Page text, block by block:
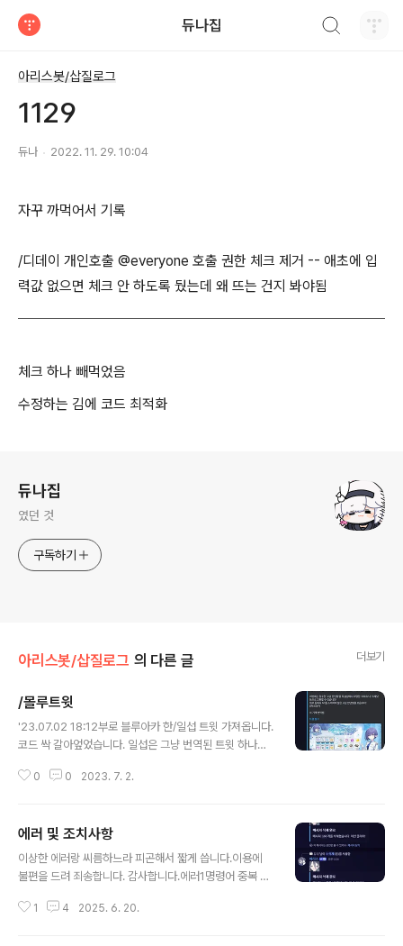
듀나집
아리스봇/삽질로그
1129
듀나 2022. 11. 29. 10:04
자꾸 까먹어서 기록
/디데이 개인호출 @everyone 호출 권한 체크 제거 -- 애초에 입
력값 없으면 체크 안 하도록 뒀는데 왜 뜨는 건지 봐야됨
체크 하나 빼먹었음
수정하는 김에 코드 최적화
듀나집
였던 것
구독하기
아리스봇/삽질로그 의 다른 글 더보기
/몰루트윗
'23.07.02 18:12부로 블루아카 한/일섭 트윗 가져옵니다.
코드 싹 갈아엎었습니다. 일섭은 그냥 번역된 트윗 하나만
로. 0 0 2023. 7. 2.
에러 및 조치사항
이상한 에러랑 씨름하느라 피곤해서 짧게 씁니다.이용에
불편을 드려 죄송합니다. 감사합니다.에러1명령어 중복 실
시간 동안 수차례 코드 수정하며 봇 재부팅하여 정상 이용
1 4 2025. 6. 20.